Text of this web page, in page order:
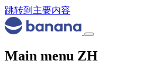
跳转到主要内容
Main menu ZH